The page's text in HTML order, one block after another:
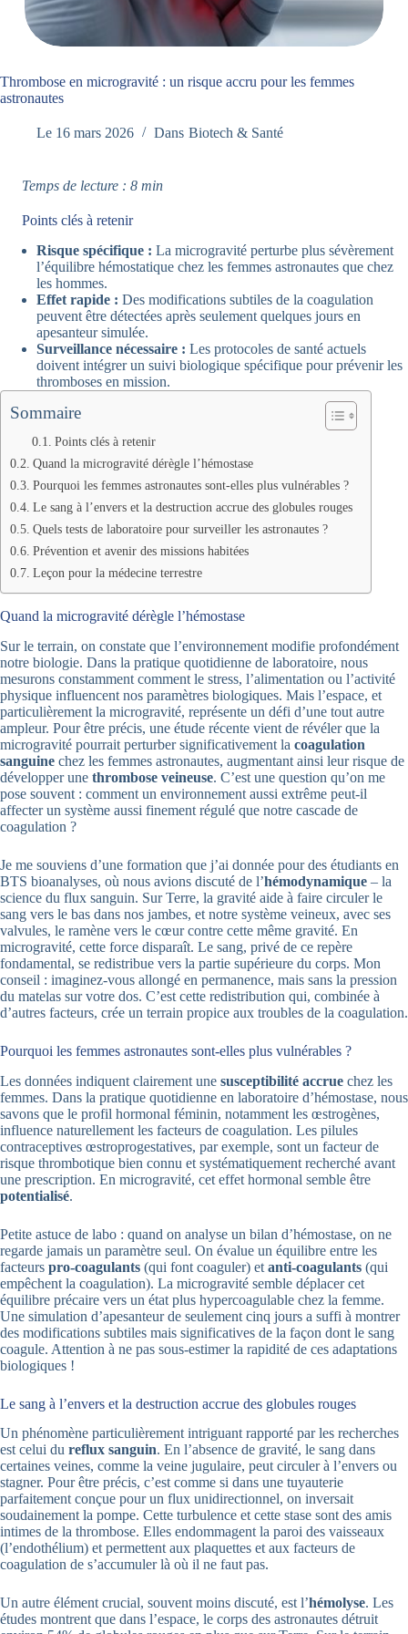
Thrombose en microgravité : un risque accru pour les femmes
astronautes
Le 16 mars 2026 Dans Biotech & Santé
Temps de lecture : 8 min
Points clés à retenir
Risque spécifique : La microgravité perturbe plus sévèrement
l’équilibre hémostatique chez les femmes astronautes que chez
les hommes.
Effet rapide : Des modifications subtiles de la coagulation
peuvent être détectées après seulement quelques jours en
apesanteur simulée.
Surveillance nécessaire : Les protocoles de santé actuels
doivent intégrer un suivi biologique spécifique pour prévenir les
thromboses en mission.
Sommaire
Points clés à retenir
Quand la microgravité dérègle l’hémostase
Pourquoi les femmes astronautes sont-elles plus vulnérables ?
Le sang à l’envers et la destruction accrue des globules rouges
Quels tests de laboratoire pour surveiller les astronautes ?
Prévention et avenir des missions habitées
Leçon pour la médecine terrestre
Quand la microgravité dérègle l’hémostase
Sur le terrain, on constate que l’environnement modifie profondément
notre biologie. Dans la pratique quotidienne de laboratoire, nous
mesurons constamment comment le stress, l’alimentation ou l’activité
physique influencent nos paramètres biologiques. Mais l’espace, et
particulièrement la microgravité, représente un défi d’une tout autre
ampleur. Pour être précis, une étude récente vient de révéler que la
microgravité pourrait perturber significativement la coagulation
sanguine chez les femmes astronautes, augmentant ainsi leur risque de
développer une thrombose veineuse. C’est une question qu’on me
pose souvent : comment un environnement aussi extrême peut-il
affecter un système aussi finement régulé que notre cascade de
coagulation ?
Je me souviens d’une formation que j’ai donnée pour des étudiants en
BTS bioanalyses, où nous avions discuté de l’hémodynamique – la
science du flux sanguin. Sur Terre, la gravité aide à faire circuler le
sang vers le bas dans nos jambes, et notre système veineux, avec ses
valvules, le ramène vers le cœur contre cette même gravité. En
microgravité, cette force disparaît. Le sang, privé de ce repère
fondamental, se redistribue vers la partie supérieure du corps. Mon
conseil : imaginez-vous allongé en permanence, mais sans la pression
du matelas sur votre dos. C’est cette redistribution qui, combinée à
d’autres facteurs, crée un terrain propice aux troubles de la coagulation.
Pourquoi les femmes astronautes sont-elles plus vulnérables ?
Les données indiquent clairement une susceptibilité accrue chez les
femmes. Dans la pratique quotidienne en laboratoire d’hémostase, nous
savons que le profil hormonal féminin, notamment les œstrogènes,
influence naturellement les facteurs de coagulation. Les pilules
contraceptives œstroprogestatives, par exemple, sont un facteur de
risque thrombotique bien connu et systématiquement recherché avant
une prescription. En microgravité, cet effet hormonal semble être
potentialisé.
Petite astuce de labo : quand on analyse un bilan d’hémostase, on ne
regarde jamais un paramètre seul. On évalue un équilibre entre les
facteurs pro-coagulants (qui font coaguler) et anti-coagulants (qui
empêchent la coagulation). La microgravité semble déplacer cet
équilibre précaire vers un état plus hypercoagulable chez la femme.
Une simulation d’apesanteur de seulement cinq jours a suffi à montrer
des modifications subtiles mais significatives de la façon dont le sang
coagule. Attention à ne pas sous-estimer la rapidité de ces adaptations
biologiques !
Le sang à l’envers et la destruction accrue des globules rouges
Un phénomène particulièrement intriguant rapporté par les recherches
est celui du reflux sanguin. En l’absence de gravité, le sang dans
certaines veines, comme la veine jugulaire, peut circuler à l’envers ou
stagner. Pour être précis, c’est comme si dans une tuyauterie
parfaitement conçue pour un flux unidirectionnel, on inversait
soudainement la pompe. Cette turbulence et cette stase sont des amis
intimes de la thrombose. Elles endommagent la paroi des vaisseaux
(l’endothélium) et permettent aux plaquettes et aux facteurs de
coagulation de s’accumuler là où il ne faut pas.
Un autre élément crucial, souvent moins discuté, est l’hémolyse. Les
études montrent que dans l’espace, le corps des astronautes détruit